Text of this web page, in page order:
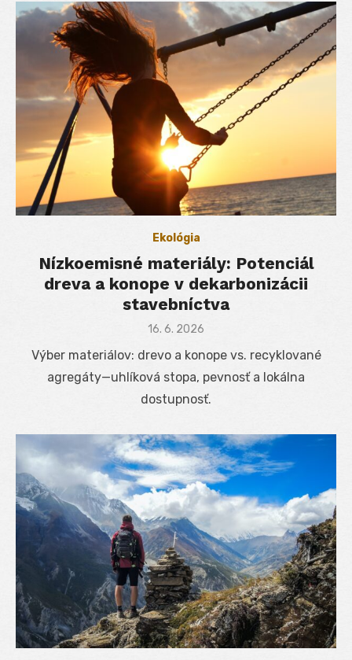
Ekológia
Nízkoemisné materiály: Potenciál
dreva a konope v dekarbonizácii
stavebníctva
Posted
16. 6. 2026
Výber materiálov: drevo a konope vs. recyklované
agregáty—uhlíková stopa, pevnosť a lokálna
dostupnosť.